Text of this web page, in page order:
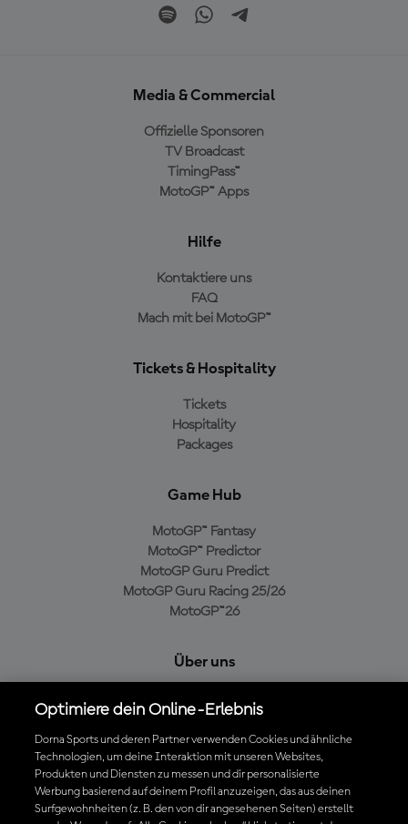
Media & Commercial
Offizielle Sponsoren
TV Broadcast
TimingPass™
MotoGP™ Apps
Hilfe
Kontaktiere uns
FAQ
Mach mit bei MotoGP™
Tickets & Hospitality
Tickets
Hospitality
Packages
Game Hub
MotoGP™ Fantasy
MotoGP™ Predictor
MotoGP Guru Predict
MotoGP Guru Racing 25/26
MotoGP™26
Über uns
Cookie-Richtlinien
Geschäftsbedingungen
Datenschutzrichtlinien
Kaufrichtlinie
Optimiere dein Online-Erlebnis
Dorna Sports und deren Partner verwenden Cookies und ähnliche
Technologien, um deine Interaktion mit unseren Websites,
Produkten und Diensten zu messen und dir personalisierte
Werbung basierend auf deinem Profil anzuzeigen, das aus deinen
Surfgewohnheiten (z. B. den von dir angesehenen Seiten) erstellt